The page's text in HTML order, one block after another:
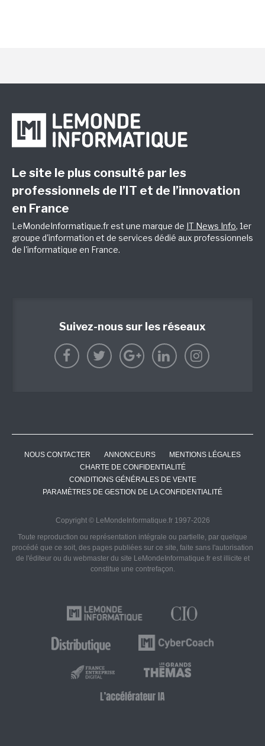
Le site le plus consulté par les
professionnels de l’IT et de l’innovation
en France
LeMondeInformatique.fr est une marque de IT News Info, 1er
groupe d'information et de services dédié aux professionnels
de l'informatique en France.
Suivez-nous sur les réseaux
NOUS CONTACTER ANNONCEURS
MENTIONS LÉGALES
CHARTE DE CONFIDENTIALITÉ
CONDITIONS GÉNÉRALES DE VENTE
PARAMÈTRES DE GESTION DE LA CONFIDENTIALITÉ
Copyright © LeMondeInformatique.fr 1997-2026
Toute reproduction ou représentation intégrale ou partielle, par quelque
procédé que ce soit, des pages publiées sur ce site, faite sans l'autorisation
de l'éditeur ou du webmaster du site LeMondeInformatique.fr est illicite et
constitue une contrefaçon.